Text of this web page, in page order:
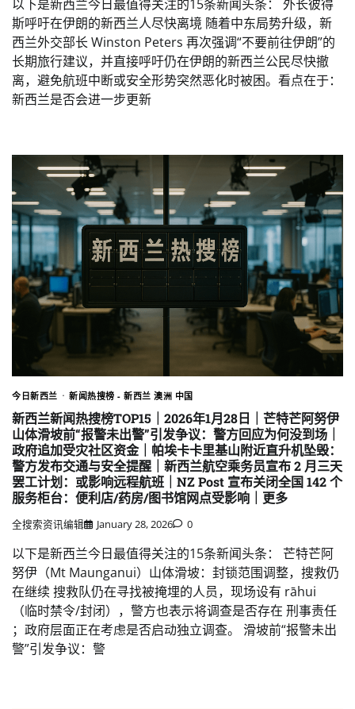
以下是新西兰今日最值得关注的15条新闻头条： 外长彼得
斯呼吁在伊朗的新西兰人尽快离境 随着中东局势升级，新
西兰外交部长 Winston Peters 再次强调“不要前往伊朗”的
长期旅行建议，并直接呼吁仍在伊朗的新西兰公民尽快撤
离，避免航班中断或安全形势突然恶化时被困。看点在于：
新西兰是否会进一步更新
今日新西兰 新闻热搜榜 - 新西兰 澳洲 中国
新西兰新闻热搜榜TOP15｜2026年1月28日｜芒特芒阿努伊
山体滑坡前“报警未出警”引发争议：警方回应为何没到场｜
政府追加受灾社区资金｜帕埃卡卡里基山附近直升机坠毁：
警方发布交通与安全提醒｜新西兰航空乘务员宣布 2 月三天
罢工计划：或影响远程航班｜NZ Post 宣布关闭全国 142 个
服务柜台：便利店/药房/图书馆网点受影响｜更多
全搜索资讯编辑 January 28, 2026 0
以下是新西兰今日最值得关注的15条新闻头条： 芒特芒阿
努伊（Mt Maunganui）山体滑坡：封锁范围调整，搜救仍
在继续 搜救队仍在寻找被掩埋的人员，现场设有 rāhui
（临时禁令/封闭），警方也表示将调查是否存在 刑事责任
；政府层面正在考虑是否启动独立调查。 滑坡前“报警未出
警”引发争议：警